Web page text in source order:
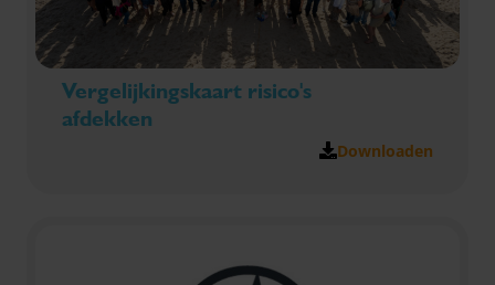
Vergelijkingskaart risico's
afdekken
Downloaden